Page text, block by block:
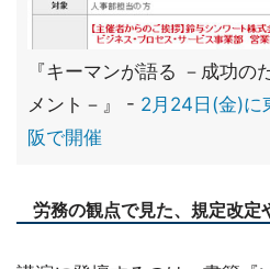
『キーマンが語る －成功の
メント－』 - 2月24日(金)に
阪で開催
労務の観点で見た、規定改定